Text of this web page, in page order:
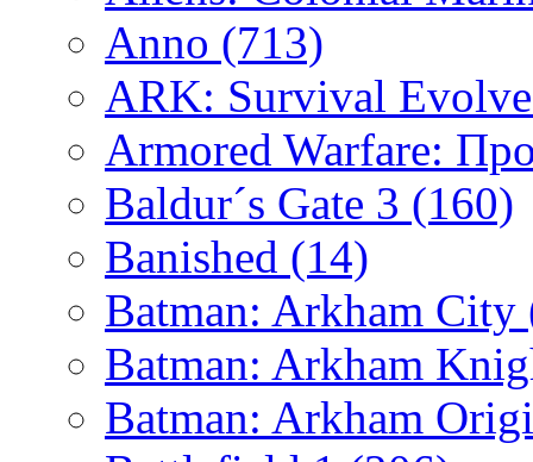
Anno (713)
ARK: Survival
Armored Warfare:
Baldur´s Gate 3 (160)
Banished (14)
Batman: Arkham City
Batman: Arkham
Batman: Arkham